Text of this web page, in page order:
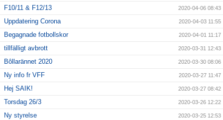
F10/11 & F12/13 2020-04-06 08:43
Uppdatering Corona 2020-04-03 11:55
Begagnade fotbollskor 2020-04-01 11:17
tillfälligt avbrott 2020-03-31 12:43
Bôllarännet 2020 2020-03-30 08:06
Ny info fr VFF 2020-03-27 11:47
Hej SAIK! 2020-03-27 08:42
Torsdag 26/3 2020-03-26 12:22
Ny styrelse 2020-03-25 12:53